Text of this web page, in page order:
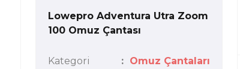
Lowepro Adventura Utra Zoom
100 Omuz Çantası
Kategori
Omuz Çantaları